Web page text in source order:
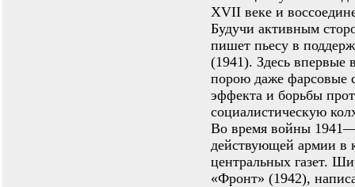
XVII веке и
Будучи активным
пишет пьесу в
(1941). Здесь впервые
порою даже фарсовые
эффекта и борьбы
социалистическую
Во время войны
действующей армии в
центральных газет.
«Фронт» (1942),